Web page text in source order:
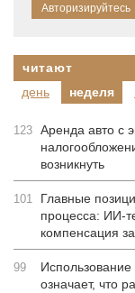
читают
день
неделя
123 Аренда авто с
возникнуть
101
Главные
процесса: ИИ-
компенсация
99
означает, что